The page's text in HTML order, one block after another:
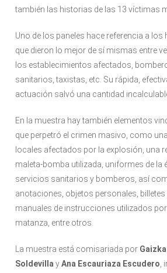
también las historias de las 13 víctimas
Uno de los paneles hace referencia a los
que dieron lo mejor de sí mismas entre
los establecimientos afectados,
sanitarios, taxistas, etc. Su rápida,
actuación salvó una cantidad
En la muestra hay también elementos
que perpetró el crimen masivo, como
locales afectados por la explosión, una
maleta-bomba utilizada, uniformes de la
servicios sanitarios y bomberos, así
anotaciones, objetos personales,
manuales de instrucciones utilizados por
matanza, entre otros.
La muestra está comisariada por
Soldevilla yAna Escauriaza Escudero